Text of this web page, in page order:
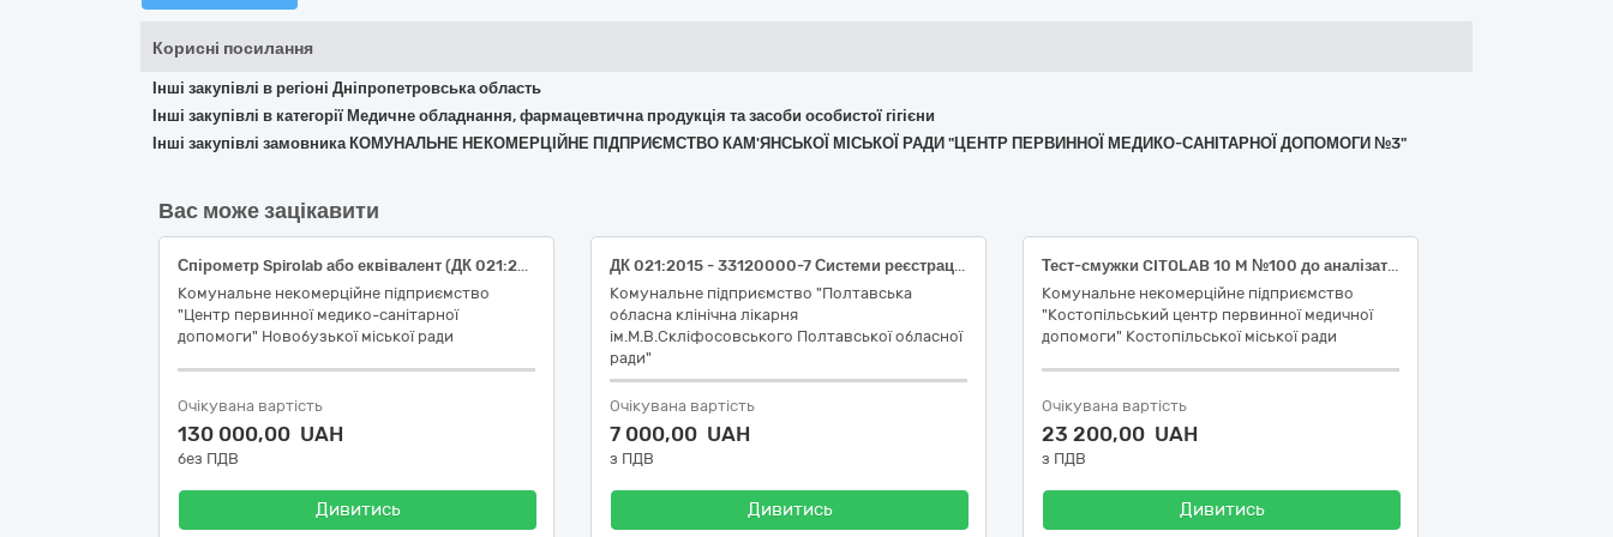
Корисні посилання
Інші закупівлі в регіоні Дніпропетровська область
Інші закупівлі в категорії Медичне обладнання, фармацевтична продукція та засоби особистої гігієни
Інші закупівлі замовника КОМУНАЛЬНЕ НЕКОМЕРЦІЙНЕ ПІДПРИЄМСТВО КАМ'ЯНСЬКОЇ МІСЬКОЇ РАДИ "ЦЕНТР ПЕРВИННОЇ МЕДИКО-САНІТАРНОЇ ДОПОМОГИ №3"
Вас може зацікавити
Спірометр Spirolab або еквівалент (ДК 021:2015: 33120000-7 «Системи реєстрації медичної інформації та дослідне обладнання»)
Комунальне некомерційне підприємство
"Центр первинної медико-санітарної
допомоги" Новобузької міської ради
Очікувана вартість
130 000,00 UAH
без ПДВ
Дивитись
ДК 021:2015 - 33120000-7 Системи реєстрації медичної інформації та дослідне обладнання: Індикатори стерильності (НК 024:2023 - 35362 - Індикатор хімічний/фізичний для контролювання стерилізації, НК 031:2024 - Z1399 - Неспецифічні витратні матеріали для діагностичних інструментів - інше)
Комунальне підприємство "Полтавська
обласна клінічна лікарня
ім.М.В.Скліфосовського Полтавської обласної
ради"
Очікувана вартість
7 000,00 UAH
з ПДВ
Дивитись
Тест-смужки CITOLAB 10 M №100 до аналізатора сечі CITOLAB READER 300 по коду національного класифікатора України ДК 021:2015: 33120000-7 – Системи реєстрації медичної інформації та дослідне обладнання (код НК 024:2023: 54514 – Численні аналіти сечі IVD (діагностика in vitro), набір, колориметрична тест-смужка, експрес-аналіз; код НК 031:2024: W0101060205 – Багатокомпонентні тест-смужки для аналізу сечі (автоматизованого)
Комунальне некомерційне підприємство
"Костопільський центр первинної медичної
допомоги" Костопільської міської ради
Очікувана вартість
23 200,00 UAH
з ПДВ
Дивитись